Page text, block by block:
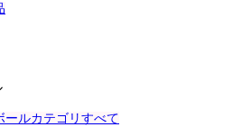
ールカテゴリすべて